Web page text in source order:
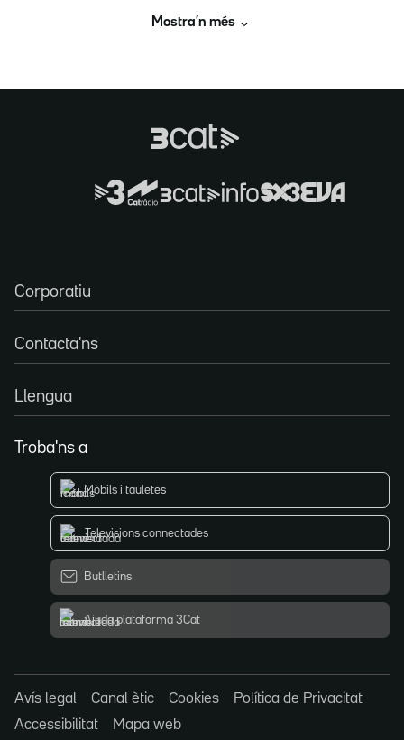
Mostra’n més
Corporatiu
Contacta'ns
Llengua
Troba'ns a
Mòbils i tauletes
Televisions connectades
Butlletins
Ajuda plataforma 3Cat
Avís legal Canal ètic Cookies
Política de Privacitat
Accessibilitat
Mapa web